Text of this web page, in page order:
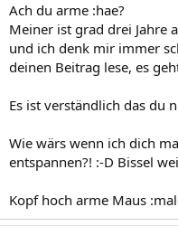
Ach du arme :hae?
Meiner ist grad drei Jahre
und ich denk mir immer
deinen Beitrag lese, es
Es ist verständlich das du
Wie wärs wenn ich dich
entspannen?! :-D Bissel
Kopf hoch arme Maus